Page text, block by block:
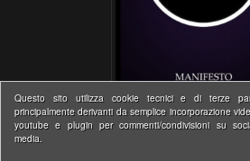
Questo sito utilizza cookie tecnici e di terze
principalmente derivanti da semplice incorporazione
youtube e plugin per commenti/condivisioni su
media.